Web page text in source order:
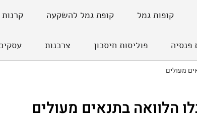
קופות גמל קופת גמל להשקעה
פנסיה פוליסות חיסכון צרכנות
מעולים
הלוואה בתנאים מעולים